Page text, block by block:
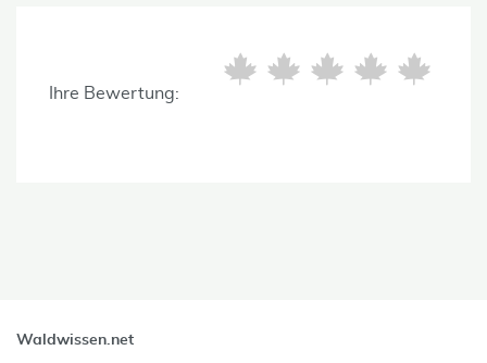
Ihre Bewertung:
Waldwissen.net